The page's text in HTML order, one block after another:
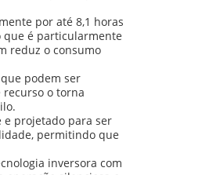
por até 8,1 horas
que é particularmente
reduz o consumo
podem ser
o torna
e projetado para ser
permitindo que
inversora com